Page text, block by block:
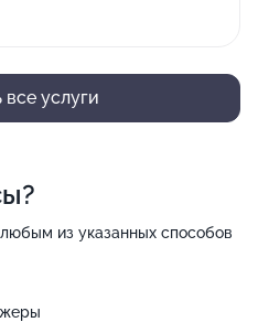
все услуги
из указанных способов